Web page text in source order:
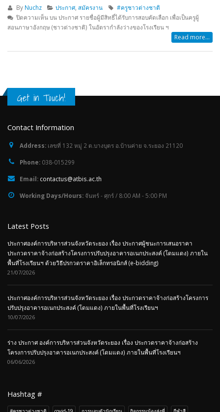
By Nuchz ประกาศ ,สมัครงาน
#ครูชาวต่างชาติ
ปิดความเห็นบน ประกาศ รายชื่อผู้มีสิทธิ์ได้รับการสอบคัดเลือก เพื่อเป็นครูผู้
สอนภาษาอังกฤษ (ชาวต่างชาติ) ในอัตรากำลังว่างของโรงเรียน ฯ
Read more...
Get in Touch!
Contact Information
Address: เลขที่ 132 หมู่ 2 ต.บางบุตร อ.บ้านค่าย จ.ระยอง 21120
Phone: 038-015299
Email: contactus@atbis.ac.th
Working Days/Hours: จันทร์ - ศุกร์ / 8:00 AM - 5:00 PM
Latest Posts
ประกาศองค์การบริหารส่วนจังหวัดระยอง เรื่อง ประกาศผู้ชนะการเสนอราคา
ประกวดราคาจ้างก่อสร้างโครงการปรับปรุงอาคารอเนกประสงค์ (โดมแดง) ภายใน
พื้นที่โรงเรียนฯ ด้วยวิธีปรกวดราคาอิเล็กทรอนิกส์ (e-bidding)
21/07/2026
ประกาศองค์การบริหารส่วนจังหวัดระยอง เรื่อง ประกวดราคาจ้างก่อสร้างโครงการ
ปรับปรุงอาคารอเนกประสงค์ (โดมแดง) ภายในพื้นที่โรงเรียนฯ
10/07/2026
ร่าง ประกาศ องค์การบริหารส่วนจังหวัดระยอง เรื่อง ประกวดราคาจ้างก่อสร้าง
โครงการปรับปรุงอาคารอเนกประสงค์ (โดมแดง) ภายในพื้นที่โรงเรียนฯ
06/06/2026
Hashtag #